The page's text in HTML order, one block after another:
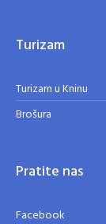
Turizam
Turizam u Kninu
Brošura
Pratite nas
Facebook